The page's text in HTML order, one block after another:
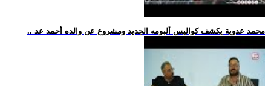
.. محمد عدوية يكشف كواليس ألبومه الجديد ومشروع عن والده أحمد عد